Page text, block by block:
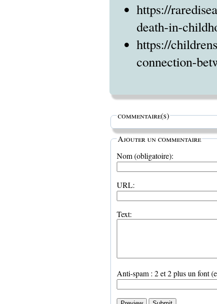
https://
death-in-
https://
connection-
commentaire(s)
Ajouter un commentaire
Nom (obligatoire):
URL:
Text:
Anti-spam : 2 et 2 plus un font